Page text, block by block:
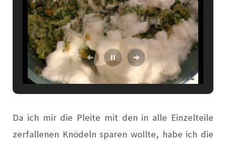
Da ich mir die Pleite mit den in alle Einzelteile
zerfallenen Knödeln sparen wollte, habe ich die